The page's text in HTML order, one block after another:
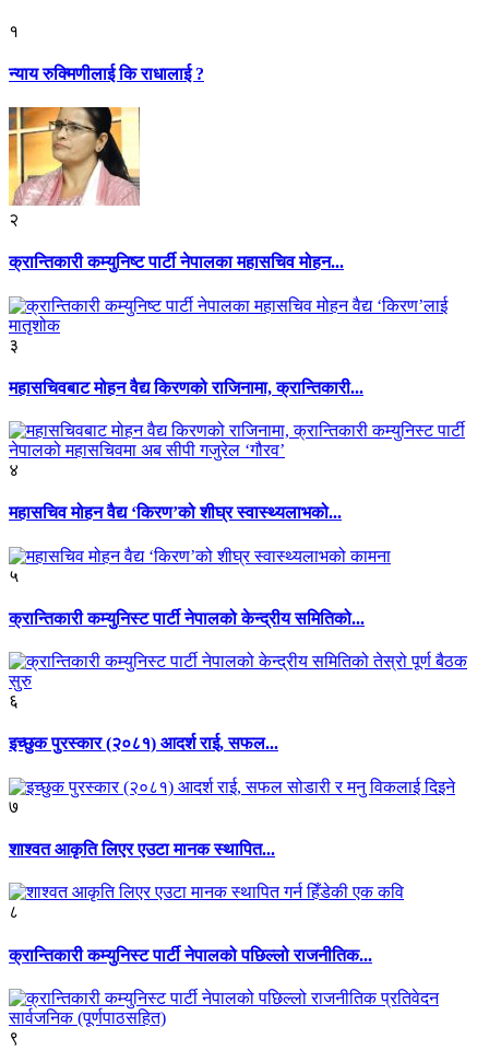
१
न्याय रुक्मिणीलाई कि राधालाई ?
२
क्रान्तिकारी कम्युनिष्ट पार्टी नेपालका महासचिव मोहन...
३
महासचिवबाट मोहन वैद्य किरणको राजिनामा, क्रान्तिकारी...
४
महासचिव मोहन वैद्य ‘किरण’को शीघ्र स्वास्थ्यलाभको...
५
क्रान्तिकारी कम्युनिस्ट पार्टी नेपालको केन्द्रीय समितिको...
६
इच्छुक पुरस्कार (२०८१) आदर्श राई, सफल...
७
शाश्वत आकृति लिएर एउटा मानक स्थापित...
८
क्रान्तिकारी कम्युनिस्ट पार्टी नेपालको पछिल्लो राजनीतिक...
९